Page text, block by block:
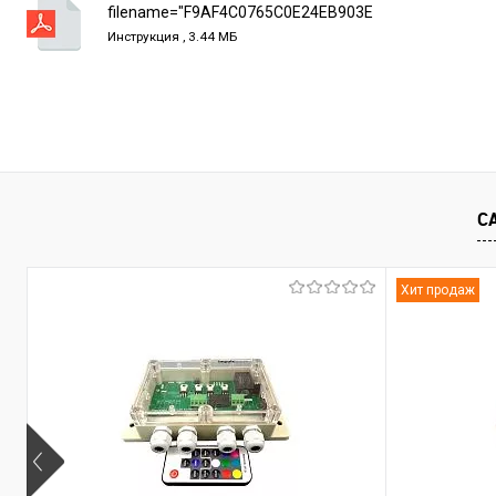
В избранное
В наличии
filename="F9AF4C0765C0E24EB903ED60EFFC7186.pdf
Инструкция , 3.44 МБ
Хит продаж